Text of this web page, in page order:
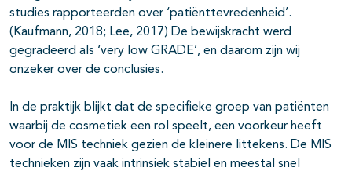
studies rapporteerden over ‘patiënttevredenheid’.
(Kaufmann, 2018; Lee, 2017) De bewijskracht werd
gegradeerd als ‘very low GRADE’, en daarom zijn wij
onzeker over de conclusies.
In de praktijk blijkt dat de specifieke groep van patiënten
waarbij de cosmetiek een rol speelt, een voorkeur heeft
voor de MIS techniek gezien de kleinere littekens. De MIS
technieken zijn vaak intrinsiek stabiel en meestal snel